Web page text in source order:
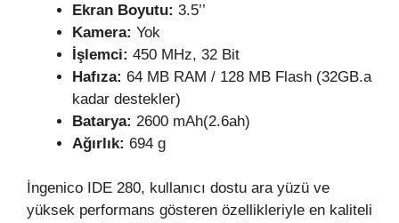
Ekran Boyutu: 3.5’’
Kamera: Yok
İşlemci: 450 MHz, 32 Bit
Hafıza: 64 MB RAM / 128 MB Flash (32GB.a
kadar destekler)
Batarya: 2600 mAh(2.6ah)
Ağırlık: 694 g
İngenico IDE 280, kullanıcı dostu ara yüzü ve
yüksek performans gösteren özellikleriyle en kaliteli